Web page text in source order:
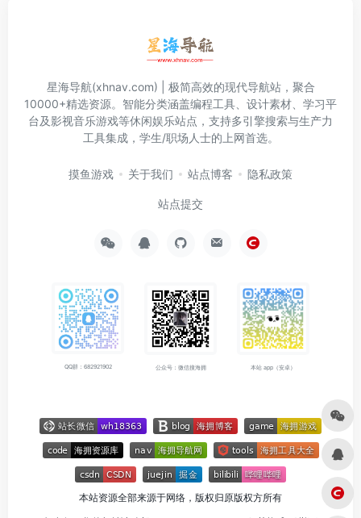
星海导航(xhnav.com) | 极简高效的现代导航站，聚合
10000+精选资源。智能分类涵盖编程工具、设计素材、学习平
台及影视音乐游戏等休闲娱乐站点，支持多引擎搜索与生产力
工具集成，学生/职场人士的上网首选。
摸鱼游戏 关于我们 站点博客 隐私政策
站点提交
QQ群：682921902 公众号：微信搜海拥 本站 app（安卓）
本站资源全部来源于网络，版权归原版权方所有